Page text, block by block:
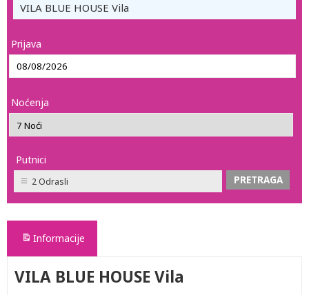
VILA BLUE HOUSE Vila
Prijava
Noćenja
Putnici
2 Odrasli
Informacije
VILA BLUE HOUSE Vila